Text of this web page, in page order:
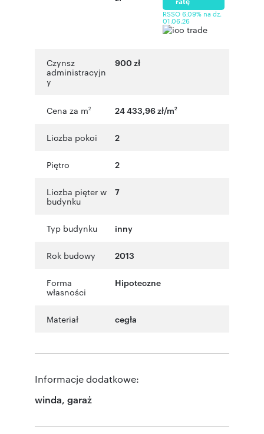
RSSO 6,09% na dz.
01.06.26
Czynsz
administracyjn
y
900 zł
Cena za m2 24 433,96 zł/m2
Liczba pokoi 2
Piętro 2
Liczba pięter w
budynku
7
Typ budynku inny
Rok budowy 2013
Forma
własności
Hipoteczne
Materiał cegła
Informacje dodatkowe:
winda, garaż